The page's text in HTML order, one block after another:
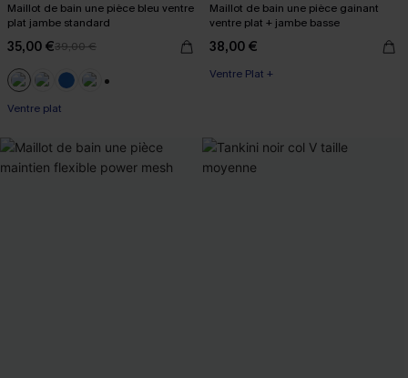
Maillot de bain une pièce bleu ventre
plat jambe standard
35,00 €39,00 €
Ventre plat
Maillot de bain une pièce gainant
ventre plat + jambe basse
38,00 €
Ventre Plat +